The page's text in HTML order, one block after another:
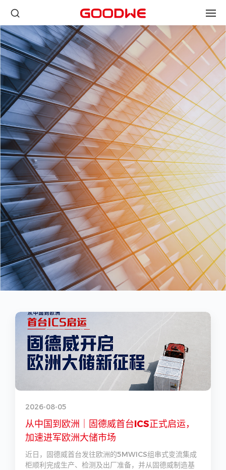
2026-08-05
从中国到欧洲｜固德威首台ICS正式启运，
加速进军欧洲大储市场
近日，固德威首台发往欧洲的5MWICS组串式变流集成
柜顺利完成生产、检测及出厂准备，并从固德威制造基